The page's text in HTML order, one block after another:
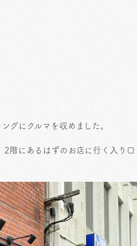
グにクルマを収めました。
2階にあるはずのお店に行く入り口